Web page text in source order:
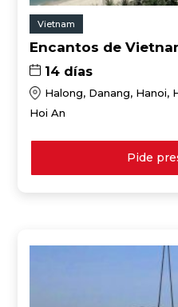
Vietnam
Encantos de
14 días
Halong, Danang, Hanoi,
Hoi An
Pide